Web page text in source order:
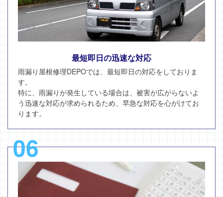
最短即日の迅速な対応
雨漏り屋根修理DEPOでは、最短即日の対応をしておりま
す。
特に、雨漏りが発生している場合は、被害が広がらないよ
う迅速な対応が求められるため、早急な対応を心がけてお
ります。
06